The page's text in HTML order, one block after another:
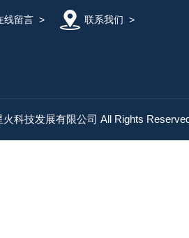
线留言> 联系我们 >
火科技发展有限公司 All Rights